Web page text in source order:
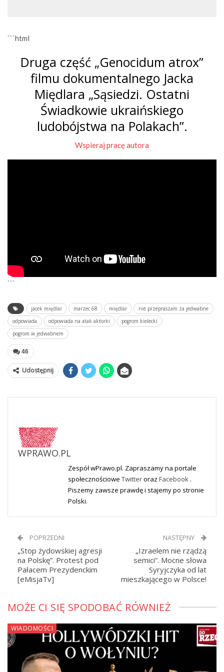
```html
Druga część „Genocidum atrox”
filmu dokumentalnego Jacka
Międlara „Sąsiedzi. Ostatni
Świadkowie ukraińskiego
ludobójstwa na Polakach”.
Wspieraj pracę autora
```
jacek międlar marzec 68 międlar
nie przepraszam za jedwabne
odpowiada
odpowiada na atak aktorki
pogrom kielecki
pogrom w jedwabnem
46
Udostępnij
WPRAWO.PL
Zespół wPrawo.pl. Zapraszamy na portale
społecznościowe Twitteroraz Facebook .
Piszemy zawsze prawdę i stajemy po stronie
Polski.
POPRZEDNI
„Stop żydowskiej agresji
na Polskę”. Protest pod
Pałacem Prezydenckim
[eMisjaTv]
NASTĘPNY
„Izraelem nie rządzą
semici”. Mocne słowa
Syryjczyka od lat
mieszkającego w Polsce!
MOŻE CI SIĘ SPODOBAĆ RÓWNIEŻ
WIADOMOŚCI